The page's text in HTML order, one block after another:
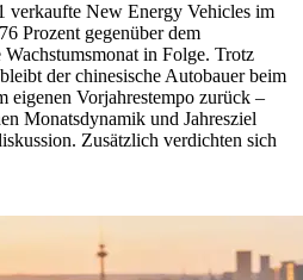
verkaufte New Energy Vehicles im
Prozent gegenüber dem
in Folge. Trotz
der chinesische Autobauer beim
eigenen Vorjahrestempo zurück –
Monatsdynamik und Jahresziel
Zusätzlich verdichten sich